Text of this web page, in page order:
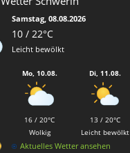
Samstag, 08.08.2026
10 / 22°C
Leicht bewölkt
Mo, 10.08.
16 / 20°C
Wolkig
Di, 11.08.
13 / 20°C
Leicht bewölkt
Aktuelles Wetter ansehen